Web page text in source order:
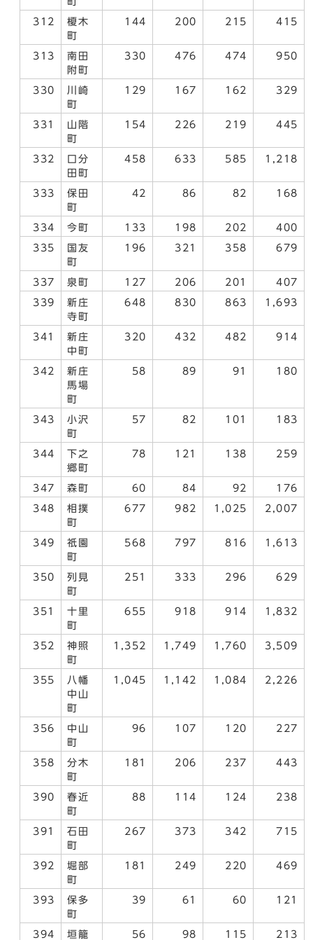
312
榎木
町
144 200 215 415
313
南田
附町
330 476 474 950
330
川崎
町
129 167 162 329
331
山階
町
154 226 219 445
332
口分
田町
458 633 585 1,218
333
保田
町
42 86 82 168
334 今町 133 198 202 400
335
国友
町
196 321 358 679
337 泉町 127 206 201 407
339
新庄
寺町
648 830 863 1,693
341
新庄
中町
320 432 482 914
342
新庄
馬場
町
58 89 91 180
343
小沢
町
57 82 101 183
344
下之
郷町
78 121 138 259
347 森町 60 84 92 176
348
相撲
町
677 982 1,025 2,007
349
祇園
町
568 797 816 1,613
350
列見
町
251 333 296 629
351
十里
町
655 918 914 1,832
352
神照
町
1,352 1,749 1,760 3,509
355
八幡
中山
町
1,045 1,142 1,084 2,226
356
中山
町
96 107 120 227
358
分木
町
181 206 237 443
390
春近
町
88 114 124 238
391
石田
町
267 373 342 715
392
堀部
町
181 249 220 469
393
保多
町
39 61 60 121
394 垣籠 56 98 115 213